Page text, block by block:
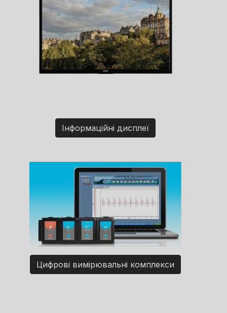
Інформаційні дисплеї
Цифрові вимірювальні комплекси